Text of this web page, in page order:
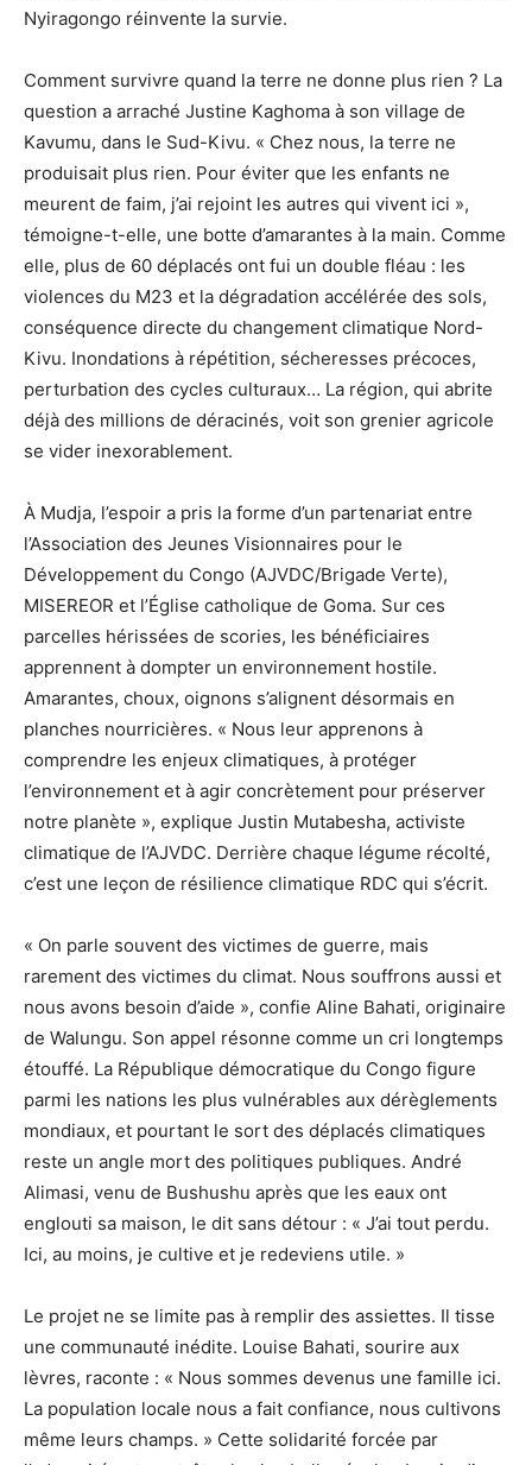
Nyiragongo réinvente la survie.
Comment survivre quand la terre ne donne plus rien ? La
question a arraché Justine Kaghoma à son village de
Kavumu, dans le Sud-Kivu. « Chez nous, la terre ne
produisait plus rien. Pour éviter que les enfants ne
meurent de faim, j’ai rejoint les autres qui vivent ici »,
témoigne-t-elle, une botte d’amarantes à la main. Comme
elle, plus de 60 déplacés ont fui un double fléau : les
violences du M23 et la dégradation accélérée des sols,
conséquence directe du changement climatique Nord-
Kivu. Inondations à répétition, sécheresses précoces,
perturbation des cycles culturaux… La région, qui abrite
déjà des millions de déracinés, voit son grenier agricole
se vider inexorablement.
À Mudja, l’espoir a pris la forme d’un partenariat entre
l’Association des Jeunes Visionnaires pour le
Développement du Congo (AJVDC/Brigade Verte),
MISEREOR et l’Église catholique de Goma. Sur ces
parcelles hérissées de scories, les bénéficiaires
apprennent à dompter un environnement hostile.
Amarantes, choux, oignons s’alignent désormais en
planches nourricières. « Nous leur apprenons à
comprendre les enjeux climatiques, à protéger
l’environnement et à agir concrètement pour préserver
notre planète », explique Justin Mutabesha, activiste
climatique de l’AJVDC. Derrière chaque légume récolté,
c’est une leçon de résilience climatique RDC qui s’écrit.
« On parle souvent des victimes de guerre, mais
rarement des victimes du climat. Nous souffrons aussi et
nous avons besoin d’aide », confie Aline Bahati, originaire
de Walungu. Son appel résonne comme un cri longtemps
étouffé. La République démocratique du Congo figure
parmi les nations les plus vulnérables aux dérèglements
mondiaux, et pourtant le sort des déplacés climatiques
reste un angle mort des politiques publiques. André
Alimasi, venu de Bushushu après que les eaux ont
englouti sa maison, le dit sans détour : « J’ai tout perdu.
Ici, au moins, je cultive et je redeviens utile. »
Le projet ne se limite pas à remplir des assiettes. Il tisse
une communauté inédite. Louise Bahati, sourire aux
lèvres, raconte : « Nous sommes devenus une famille ici.
La population locale nous a fait confiance, nous cultivons
même leurs champs. » Cette solidarité forcée par